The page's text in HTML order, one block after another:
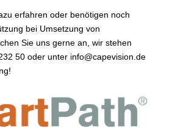
erfahren oder benötigen noch
bei Umsetzung von
Sie uns gerne an, wir stehen
50 oder unter info@capevision.de